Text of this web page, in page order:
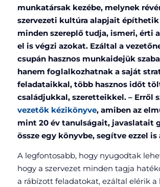
munkatársak kezébe, melynek
szervezeti kultúra alapjait építhetik
minden szereplő tudja, ismeri, érti
el is végzi azokat. Ezáltal a
csupán hasznos munkaidejük
hanem foglalkozhatnak a saját
feladataikkal, több hasznos időt
családjukkal, szeretteikkel. – Erről
vezetők kézikönyve, amiben az
mint 20 év tanulságait, javaslatait
össze egy könyvbe, segítve ezzel
A legfontosabb, hogy nyugodtak
hogy a szervezet minden tagja
a rábízott feladatokat, ezáltal elérik